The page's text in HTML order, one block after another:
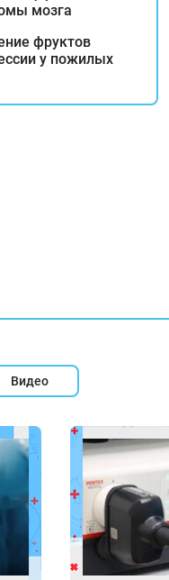
мозга
фруктов
у пожилых
Видео